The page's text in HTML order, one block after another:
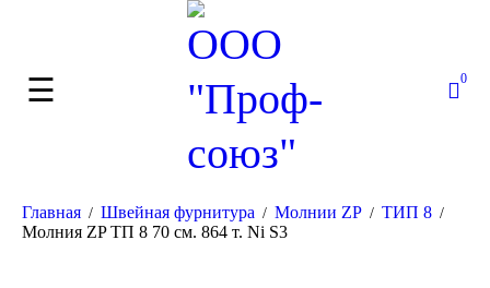
0
Главная / Швейная фурнитура / Молнии ZP / ТИП 8 /
Молния ZP ТП 8 70 см. 864 т. Ni S3